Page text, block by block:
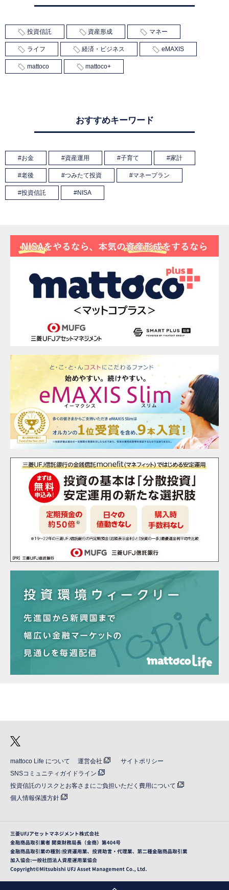
投資信託 資産形成 マネー
ライフ 経済・ビジネス eMAXIS
mattoco mattoco+
おすすめキーワード
お金 資産運用 子育て 家計
老後 つみたて投資 マネープラン
投資信託 NISA
mattoco Life について 運営会社
サイトポリシー
SNSコミュニティガイドライン
投資信託のリスクとお客さまにご負担いただく費用について
個人情報保護方針